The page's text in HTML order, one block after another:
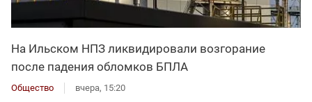
На Ильском НПЗ ликвидировали возгорание
после падения обломков БПЛА
Общество вчера, 15:20